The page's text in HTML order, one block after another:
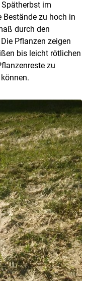
im
Bestände zu hoch in
durch den
Pflanzen zeigen
bis leicht rötlichen
zu